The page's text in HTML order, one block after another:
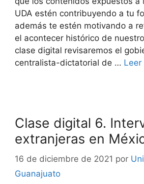
UDA estén contribuyendo a tu
además te estén motivando a
el acontecer histórico de
clase digital revisaremos el
centralista-dictatorial de … Leer
Clase digital 6.
extranjeras en
16 de diciembre de 2021 por
Guanajuato